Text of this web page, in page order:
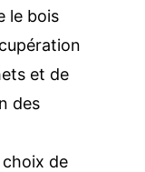
le bois
et de
des
choix de